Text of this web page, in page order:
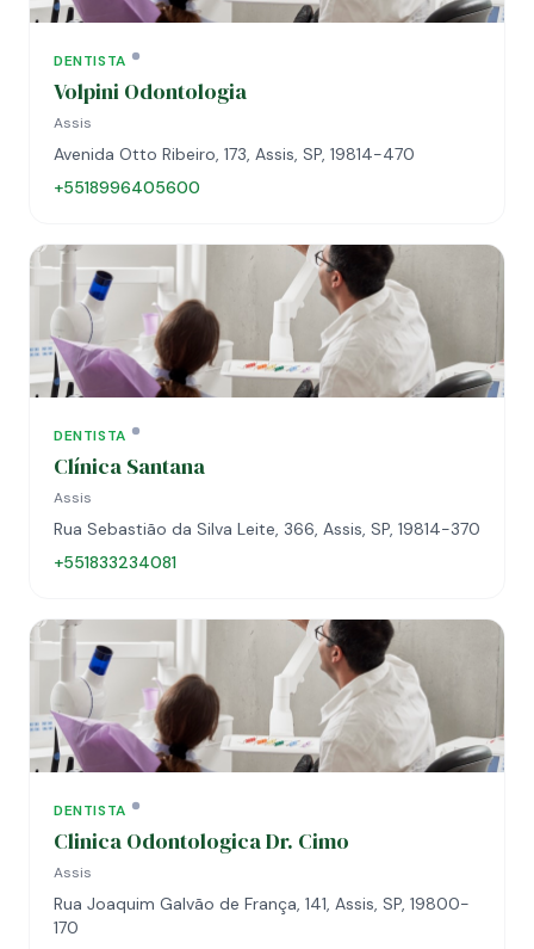
DENTISTA
Volpini Odontologia
Assis
Avenida Otto Ribeiro, 173, Assis, SP, 19814-470
+5518996405600
DENTISTA
Clínica Santana
Assis
Rua Sebastião da Silva Leite, 366, Assis, SP, 19814-370
+551833234081
DENTISTA
Clinica Odontologica Dr. Cimo
Assis
Rua Joaquim Galvão de França, 141, Assis, SP, 19800-
170